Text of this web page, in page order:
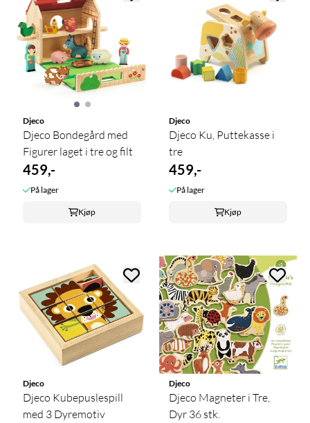
Djeco
Djeco Bondegård med
Figurer laget i tre og filt
459,-
På lager
Kjøp
Djeco
Djeco Ku, Puttekasse i
tre
459,-
På lager
Kjøp
Djeco
Djeco Kubepuslespill
med 3 Dyremotiv
Djeco
Djeco Magneter i Tre,
Dyr 36 stk.